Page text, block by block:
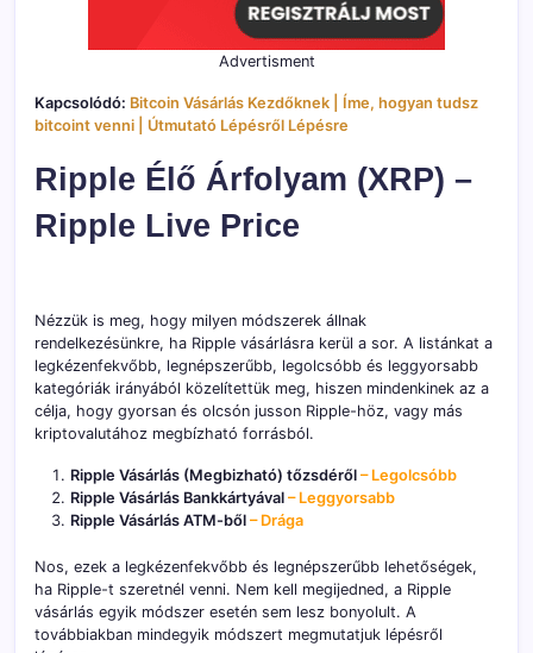
Advertisment
Kapcsolódó: Bitcoin Vásárlás Kezdőknek | Íme, hogyan tudsz
bitcoint venni | Útmutató Lépésről Lépésre
Ripple Élő Árfolyam (XRP) –
Ripple Live Price
Nézzük is meg, hogy milyen módszerek állnak
rendelkezésünkre, ha Ripple vásárlásra kerül a sor. A listánkat a
legkézenfekvőbb, legnépszerűbb, legolcsóbb és leggyorsabb
kategóriák irányából közelítettük meg, hiszen mindenkinek az a
célja, hogy gyorsan és olcsón jusson Ripple-höz, vagy más
kriptovalutához megbízható forrásból.
Ripple Vásárlás (Megbizható) tőzsdéről – Legolcsóbb
Ripple Vásárlás Bankkártyával – Leggyorsabb
Ripple Vásárlás ATM-ből – Drága
Nos, ezek a legkézenfekvőbb és legnépszerűbb lehetőségek,
ha Ripple-t szeretnél venni. Nem kell megijedned, a Ripple
vásárlás egyik módszer esetén sem lesz bonyolult. A
továbbiakban mindegyik módszert megmutatjuk lépésről